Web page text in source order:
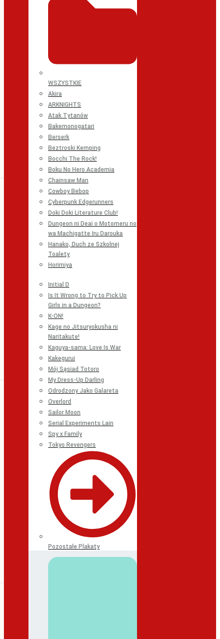
WSZYSTKIE
Akira
ARKNIGHTS
Atak Tytanów
Bakemonogatari
Berserk
Beztroski Kemping
Bocchi The Rock!
Boku No Hero Academia
Chainsaw Man
Cowboy Bebop
Cyberpunk Edgerunners
Doki Doki Literature Club!
Dungeon ni Deai o Motomeru no
wa Machigatte Iru Darouka
Hanako, Duch ze Szkolnej
Toalety
Horimiya
Initial D
Is It Wrong to Try to Pick Up
Girls in a Dungeon?
K-ON!
Kage no Jitsuryokusha ni
Naritakute!
Kaguya-sama: Love Is War
Kakegurui
Mój Sąsiad Totoro
My Dress-Up Darling
Odrodzony Jako Galareta
Overlord
Sailor Moon
Serial Experiments Lain
Spy x Family
Tokyo Revengers
Pozostałe Plakaty